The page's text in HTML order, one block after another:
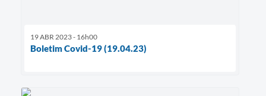
19 ABR 2023 - 16h00
Boletim Covid-19 (19.04.23)